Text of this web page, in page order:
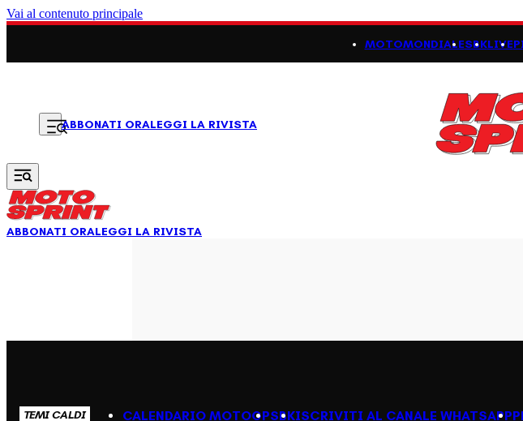
Vai al contenuto principale
MOTOMONDIALESBKLIVE
ABBONATI ORALEGGI LA RIVISTA
ABBONATI ORALEGGI LA RIVISTA
TEMI CALDI CALENDARIO MOTOGPSBKISCRIVITI AL CANALE WHATSAPP